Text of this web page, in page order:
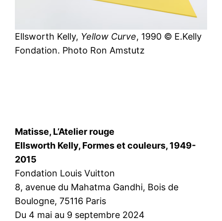
Ellsworth Kelly, Yellow Curve, 1990 © E.Kelly
Fondation. Photo Ron Amstutz
Matisse, L’Atelier rouge
Ellsworth Kelly, Formes et couleurs, 1949-
2015
Fondation Louis Vuitton
8, avenue du Mahatma Gandhi, Bois de
Boulogne, 75116 Paris
Du 4 mai au 9 septembre 2024